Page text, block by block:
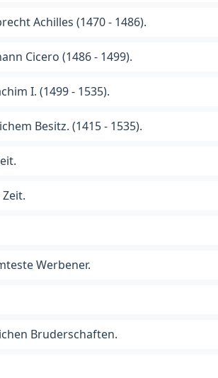
Achilles (1470 - 1486).
Cicero (1486 - 1499).
I. (1499 - 1535).
Besitz. (1415 - 1535).
Werbener.
Bruderschaften.